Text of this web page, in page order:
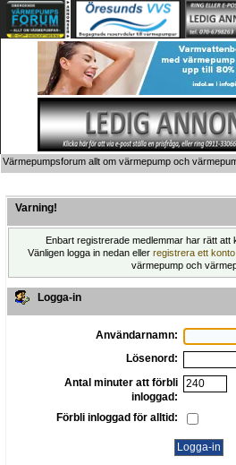
Värmepumpsforum allt om värmepump och
Varning!
Enbart registrerade medlemmar har rätt att
Vänligen logga in nedan eller registrera ett konto
värmepump och
Logga-in
Användarnamn:
Lösenord:
Antal minuter att förbli
inloggad:
Förbli inloggad för alltid: